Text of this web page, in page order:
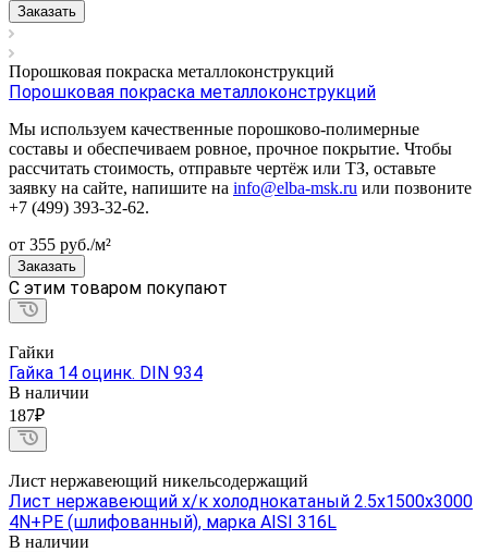
Заказать
Порошковая покраска металлоконструкций
Порошковая покраска металлоконструкций
Мы используем качественные порошково-полимерные
составы и обеспечиваем ровное, прочное покрытие. Чтобы
рассчитать стоимость, отправьте чертёж или ТЗ, оставьте
заявку на сайте, напишите на info@elba-msk.ru или позвоните
+7 (499) 393-32-62.
от 355 руб./м²
Заказать
C этим товаром покупают
Гайки
Гайка 14 оцинк. DIN 934
В наличии
187₽
Лист нержавеющий никельсодержащий
Лист нержавеющий х/к холоднокатаный 2.5х1500х3000
4N+PE (шлифованный), марка AISI 316L
В наличии